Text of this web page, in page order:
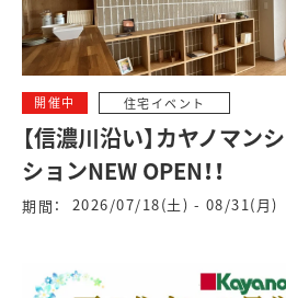
開催中 住宅イベント
【信濃川沿い】カヤノマン
ションNEW OPEN！！
期間： 2026/07/18(土) - 08/31(月)